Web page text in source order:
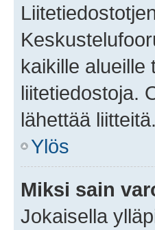
kaikille alueille
liitetiedostoja.
lähettää liitteitä.
Ylös
Miksi sain
Jokaisella